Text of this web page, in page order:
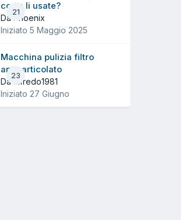
21
come li usate?
Da Phoenix
Iniziato 5 Maggio 2025
23
Macchina pulizia filtro
antiparticolato
Da alfredo1981
Iniziato 27 Giugno